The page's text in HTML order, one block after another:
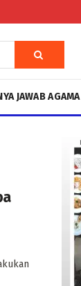
JAWAB AGAMA